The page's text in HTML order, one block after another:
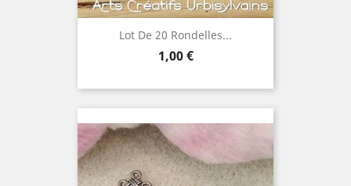
Lot De 20 Rondelles...
Prix
1,00 €